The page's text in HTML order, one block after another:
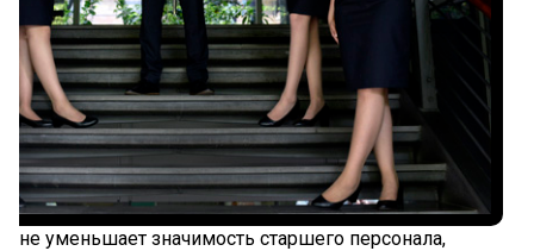
Онлайн-Регистрация
Мое бронирование
Специальные услуги
Путешествие с детьми
Путешествие с домашними животными
не уменьшает значимость старшего персонала,